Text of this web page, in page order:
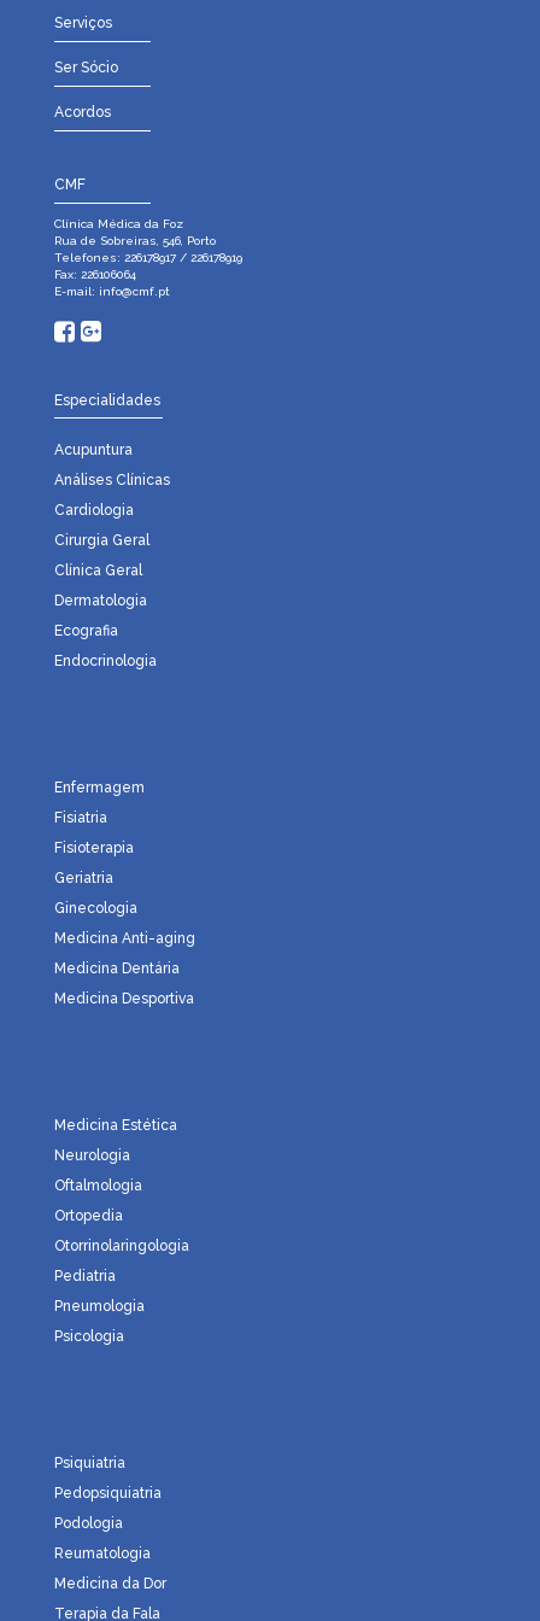
Serviços
Ser Sócio
Acordos
CMF
Clínica Médica da Foz
Rua de Sobreiras, 546, Porto
Telefones: 226178917 / 226178919
Fax: 226106064
E-mail: info@cmf.pt
Especialidades
Acupuntura
Análises Clínicas
Cardiologia
Cirurgia Geral
Clínica Geral
Dermatologia
Ecografia
Endocrinologia
Enfermagem
Fisiatria
Fisioterapia
Geriatria
Ginecologia
Medicina Anti-aging
Medicina Dentária
Medicina Desportiva
Medicina Estética
Neurologia
Oftalmologia
Ortopedia
Otorrinolaringologia
Pediatria
Pneumologia
Psicologia
Psiquiatria
Pedopsiquiatria
Podologia
Reumatologia
Medicina da Dor
Terapia da Fala